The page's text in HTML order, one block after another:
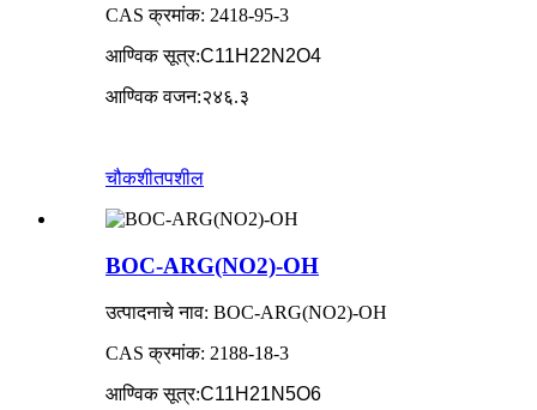
CAS क्रमांक: 2418-95-3
आण्विक सूत्र:C11H22N2O4
आण्विक वजन:२४६.३
चौकशीतपशील
BOC-ARG(NO2)-OH
उत्पादनाचे नाव: BOC-ARG(NO2)-OH
CAS क्रमांक: 2188-18-3
आण्विक सूत्र:C11H21N5O6